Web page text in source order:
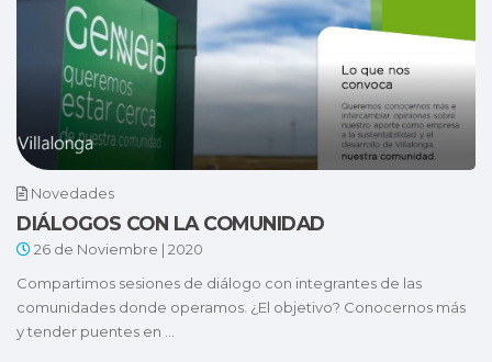
Novedades
DIÁLOGOS CON LA COMUNIDAD
26 de Noviembre | 2020
Compartimos sesiones de diálogo con integrantes de las
comunidades donde operamos. ¿El objetivo? Conocernos más
y tender puentes en ...